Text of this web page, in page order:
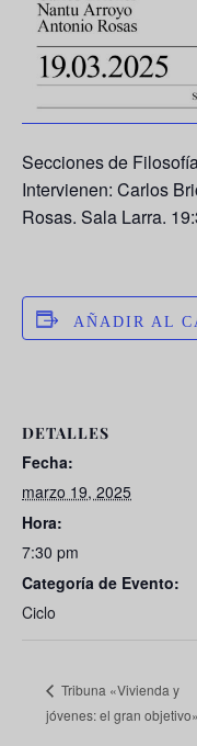
Secciones de
Intervienen: Carlos
Rosas. Sala Larra.
AÑADIR AL
DETALLES
Fecha:
marzo 19, 2025
Hora:
7:30 pm
Categoría de Evento:
Ciclo
Tribuna «Vivienda y
jóvenes: el gran objetivo»